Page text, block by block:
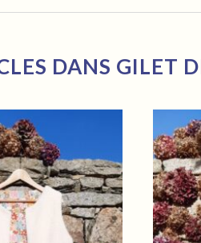
DANS GILET